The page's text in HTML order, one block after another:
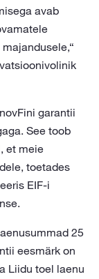
avab
garantii
See toob
et meie
toetades
EIF-i
25
eesmärk on
Liidu toel laenu